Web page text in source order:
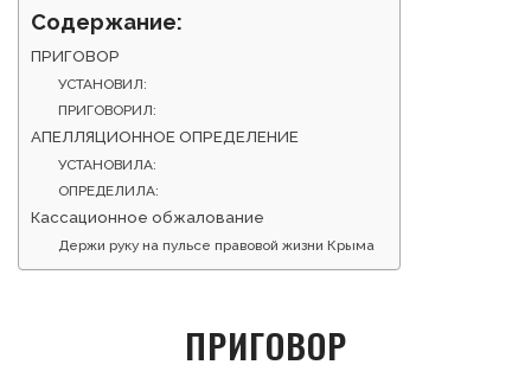
Содержание:
ПРИГОВОР
УСТАНОВИЛ:
ПРИГОВОРИЛ:
АПЕЛЛЯЦИОННОЕ ОПРЕДЕЛЕНИЕ
УСТАНОВИЛА:
ОПРЕДЕЛИЛА:
Кассационное обжалование
Держи руку на пульсе правовой жизни Крыма
ПРИГОВОР